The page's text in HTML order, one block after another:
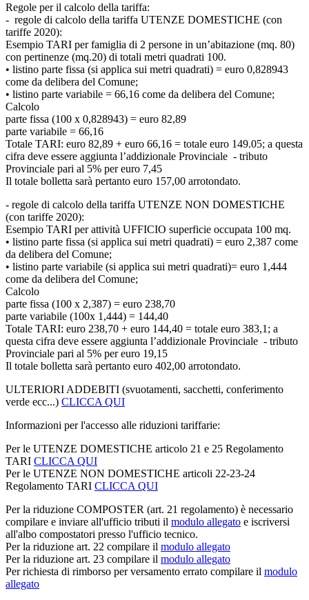
Regole per il calcolo della tariffa:
- regole di calcolo della tariffa UTENZE DOMESTICHE (con
tariffe 2020):
Esempio TARI per famiglia di 2 persone in un’abitazione (mq. 80)
con pertinenze (mq.20) di totali metri quadrati 100.
• listino parte fissa (si applica sui metri quadrati) = euro 0,828943
come da delibera del Comune;
• listino parte variabile = 66,16 come da delibera del Comune;
Calcolo
parte fissa (100 x 0,828943) = euro 82,89
parte variabile = 66,16
Totale TARI: euro 82,89 + euro 66,16 = totale euro 149.05; a questa
cifra deve essere aggiunta l’addizionale Provinciale - tributo
Provinciale pari al 5% per euro 7,45
Il totale bolletta sarà pertanto euro 157,00 arrotondato.
- regole di calcolo della tariffa UTENZE NON DOMESTICHE
(con tariffe 2020):
Esempio TARI per attività UFFICIO superficie occupata 100 mq.
• listino parte fissa (si applica sui metri quadrati) = euro 2,387 come
da delibera del Comune;
• listino parte variabile (si applica sui metri quadrati)= euro 1,444
come da delibera del Comune;
Calcolo
parte fissa (100 x 2,387) = euro 238,70
parte variabile (100x 1,444) = 144,40
Totale TARI: euro 238,70 + euro 144,40 = totale euro 383,1; a
questa cifra deve essere aggiunta l’addizionale Provinciale - tributo
Provinciale pari al 5% per euro 19,15
Il totale bolletta sarà pertanto euro 402,00 arrotondato.
ULTERIORI ADDEBITI (svuotamenti, sacchetti, conferimento
verde ecc...) CLICCA QUI
Informazioni per l'accesso alle riduzioni tariffarie:
Per le UTENZE DOMESTICHE articolo 21 e 25 Regolamento
TARI CLICCA QUI
Per le UTENZE NON DOMESTICHE articoli 22-23-24
Regolamento TARI CLICCA QUI
Per la riduzione COMPOSTER (art. 21 regolamento) è necessario
compilare e inviare all'ufficio tributi il modulo allegato e iscriversi
all'albo compostatori presso l'ufficio tecnico.
Per la riduzione art. 22 compilare il modulo allegato
Per la riduzione art. 23 compilare il modulo allegato
Per richiesta di rimborso per versamento errato compilare il modulo
allegato